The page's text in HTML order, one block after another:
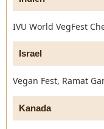
IVU World VegFest
Israel
Vegan Fest, Ramat
Kanada